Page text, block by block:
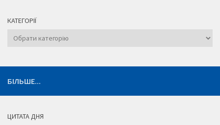
КАТЕГОРІЇ
Категорії
БІЛЬШЕ...
ЦИТАТА ДНЯ